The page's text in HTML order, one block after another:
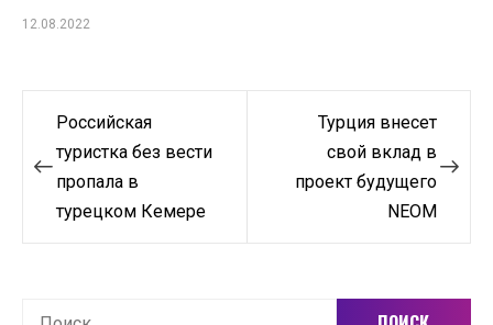
12.08.2022
Навигация
по
записям
Российская
туристка без вести
пропала в
турецком Кемере
Турция внесет
свой вклад в
проект будущего
NEOM
Найти: